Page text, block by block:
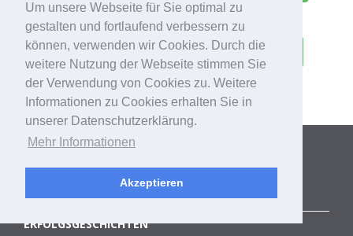
Um unsere Webseite für Sie optimal zu
gestalten und fortlaufend verbessern zu
können, verwenden wir Cookies. Durch die
weitere Nutzung der Webseite stimmen Sie
der Verwendung von Cookies zu. Weitere
Informationen zu Cookies erhalten Sie in
unserer Datenschutzerklärung.
Mehr Informationen
Akzeptieren
Zolitron Zoll 1 Zollwissen
Zoom 1 Zukunft Zulieferbetriebe
Zusammenarbeit 1
Kategorien
ALLE BLOGBEITRÄGE
ERFOLGSGESCHICHTEN